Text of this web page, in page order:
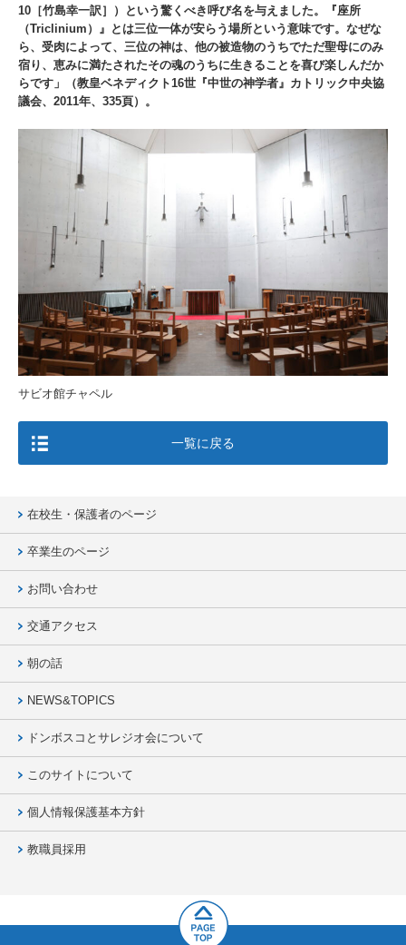
10［竹島幸一訳］）という驚くべき呼び名を与えました。『座所
（Triclinium）』とは三位一体が安らう場所という意味です。なぜな
ら、受肉によって、三位の神は、他の被造物のうちでただ聖母にのみ
宿り、恵みに満たされたその魂のうちに生きることを喜び楽しんだか
らです」（教皇ベネディクト16世『中世の神学者』カトリック中央協
議会、2011年、335頁）。
サビオ館チャペル
一覧に戻る
在校生・保護者のページ
卒業生のページ
お問い合わせ
交通アクセス
朝の話
NEWS&TOPICS
ドンボスコとサレジオ会について
このサイトについて
個人情報保護基本方針
教職員採用